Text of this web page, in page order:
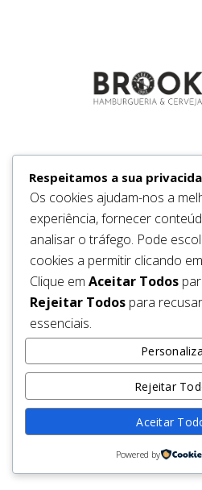
We are under
Respeitamos a sua
Os cookies ajudam-nos a
experiência, fornecer
analisar o tráfego. Pode
cookies a permitir clicando em
Clique em Aceitar Todos
Rejeitar Todos para
essenciais.
Rejeitar
Aceitar
Powered by